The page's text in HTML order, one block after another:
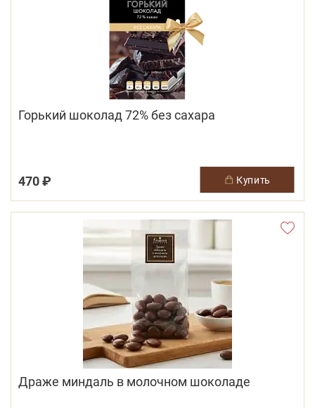
Горький шоколад 72% без сахара
470 ₽ купить
Драже миндаль в молочном шоколаде